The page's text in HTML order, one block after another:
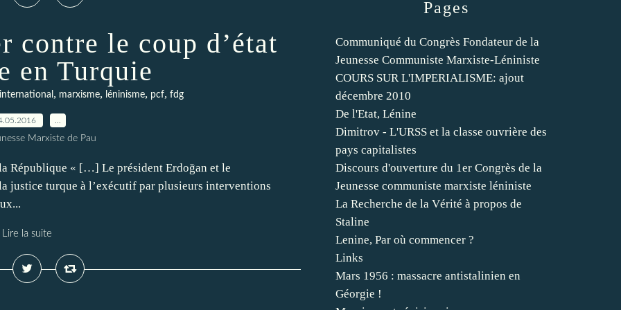
contre le coup d’état
en Turquie
, marxisme, léninisme, pcf, fdg
Marxiste de Pau
République « […] Le président Erdoğan et le
justice turque à l’exécutif par plusieurs interventions
Lire la suite
Pages
Communiqué du Congrès Fondateur de la
Jeunesse Communiste Marxiste-Léniniste
COURS SUR L'IMPERIALISME: ajout
décembre 2010
De l'Etat, Lénine
Dimitrov - L'URSS et la classe ouvrière des
pays capitalistes
Discours d'ouverture du 1er Congrès de la
Jeunesse communiste marxiste léniniste
La Recherche de la Vérité à propos de
Staline
Lenine, Par où commencer ?
Links
Mars 1956 : massacre antistalinien en
Géorgie !